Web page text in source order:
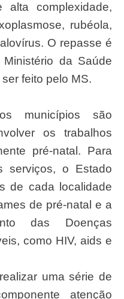
complexidade,
rubéola,
O repasse é
da Saúde
feito pelo MS.
municípios são
os trabalhos
pré-natal. Para
serviços, o Estado
de cada localidade
de pré-natal e a
das Doenças
como HIV, aids e
uma série de
atenção